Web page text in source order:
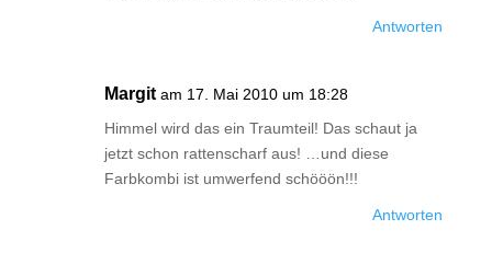
Antworten
Margit am 17. Mai 2010 um 18:28
Himmel wird das ein Traumteil! Das schaut ja
jetzt schon rattenscharf aus! …und diese
Farbkombi ist umwerfend schööön!!!
Antworten